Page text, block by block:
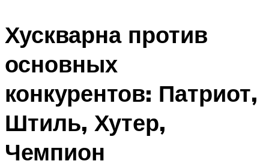
Хускварна против
основных
конкурентов: Патриот,
Штиль, Хутер,
Чемпион